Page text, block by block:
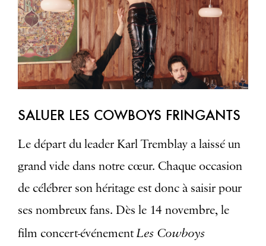
SALUER LES COWBOYS FRINGANTS
Le départ du leader Karl Tremblay a laissé un
grand vide dans notre cœur. Chaque occasion
de célébrer son héritage est donc à saisir pour
ses nombreux fans. Dès le 14 novembre, le
film concert-événementLes Cowboys